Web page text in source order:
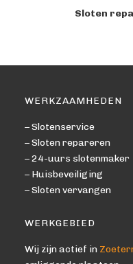
Sloten
WERKZAAMHEDEN
– Slotenservice
– Sloten repareren
– 24-uurs slotenmaker
– Huisbeveiliging
– Sloten vervangen
WERKGEBIED
Wij zijn actief in